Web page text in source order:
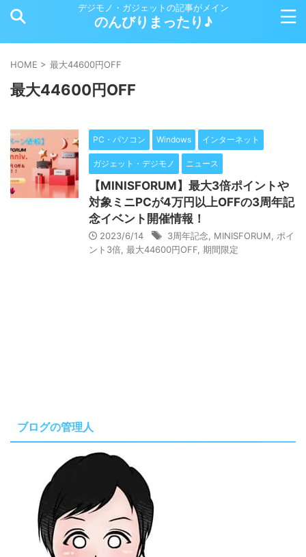
デジモノ・ガジェットの記事がメイン
のんびりまったり♪
HOME > 最大44600円OFF
最大44600円OFF
PC・パソコン Windows インターネット
ガジェット・デジモノ ニュース
【MINISFORUM】最大3倍ポイントや
対象ミニPCが4万円以上OFFの3周年記
念イベント開催情報！
2023/6/14 3周年記念 MINISFORUM
ポイ
ント3倍 最大44600円OFF 期間限定
ブログの管理人